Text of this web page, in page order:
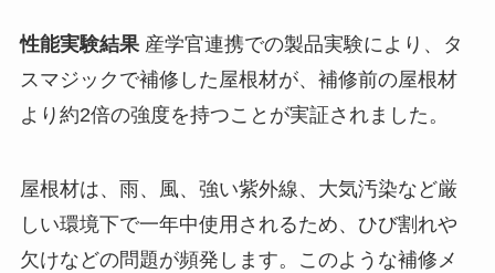
性能実験結果産学官連携での製品実験により、タ
スマジックで補修した屋根材が、補修前の屋根材
より約2倍の強度を持つことが実証されました。
屋根材は、雨、風、強い紫外線、大気汚染など厳
しい環境下で一年中使用されるため、ひび割れや
欠けなどの問題が頻発します。このような補修メ